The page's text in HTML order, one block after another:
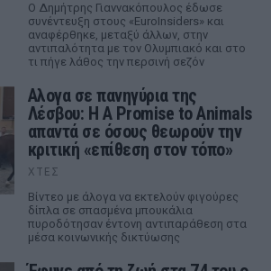
Ο Δημήτρης Γιαννακόπουλος έδωσε
συνέντευξη στους «EuroInsiders» και
αναφέρθηκε, μεταξύ άλλων, στην
αντιπαλότητα με τον Ολυμπιακό και στο
τι πήγε λάθος την περσινή σεζόν
Αλογα σε πανηγύρια της
Λέσβου: Η A Promise to Animals
απαντά σε όσους θεωρούν την
κριτική «επίθεση στον τόπο»
ΧΤΕΣ
Βίντεο με άλογα να εκτελούν φιγούρες
δίπλα σε σπασμένα μπουκάλια
πυροδότησαν έντονη αντιπαράθεση στα
μέσα κοινωνικής δικτύωσης